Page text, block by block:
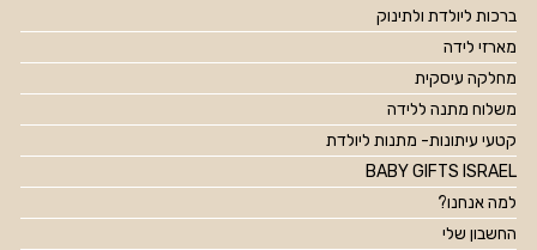
ברכות ליולדת ולתינוק
מארזי לידה
מחלקה עיסקית
משלוח מתנה ללידה
קטעי עיתונות- מתנות ליולדת
BABY GIFTS ISRAEL
למה אנחנו?
החשבון שלי